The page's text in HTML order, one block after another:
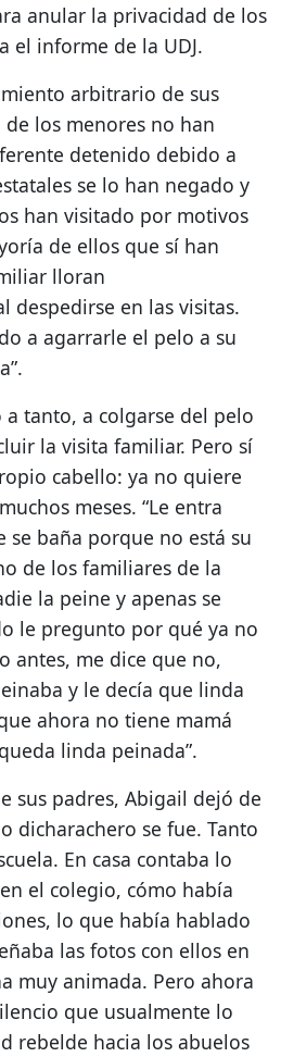
anular la privacidad de los
el informe de la UDJ.
arbitrario de sus
los menores no han
detenido debido a
se lo han negado y
han visitado por motivos
de ellos que sí han
lloran
despedirse en las visitas.
a agarrarle el pelo a su
tanto, a colgarse del pelo
la visita familiar. Pero sí
cabello: ya no quiere
meses. “Le entra
se baña porque no está su
de los familiares de la
la peine y apenas se
le pregunto por qué ya no
antes, me dice que no,
y le decía que linda
ahora no tiene mamá
linda peinada”.
sus padres, Abigail dejó de
dicharachero se fue. Tanto
En casa contaba lo
el colegio, cómo había
lo que había hablado
las fotos con ellos en
muy animada. Pero ahora
que usualmente lo
rebelde hacia los abuelos